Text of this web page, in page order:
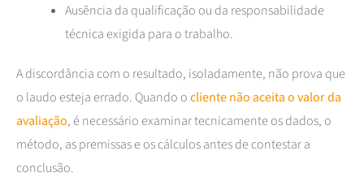
Ausência da qualificação ou da responsabilidade
técnica exigida para o trabalho.
A discordância com o resultado, isoladamente, não prova que
o laudo esteja errado. Quando ocliente não aceita o valor da
avaliação, é necessário examinar tecnicamente os dados, o
método, as premissas e os cálculos antes de contestar a
conclusão.